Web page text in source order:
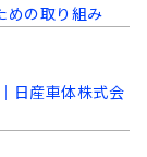
めの取り組み
日産車体株式会